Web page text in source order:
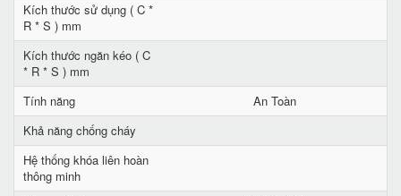
Kích thước sử dụng ( C *
R * S ) mm
Kích thước ngăn kéo ( C
* R * S ) mm
Tính năng
An Toàn
Khả năng chống cháy
Hệ thống khóa liên hoàn
thông minh